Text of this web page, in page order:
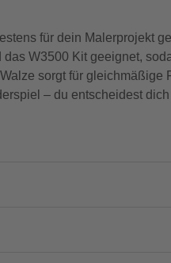
für dein Malerprojekt
W3500 Kit geeignet,
sorgt für
– du entscheidest